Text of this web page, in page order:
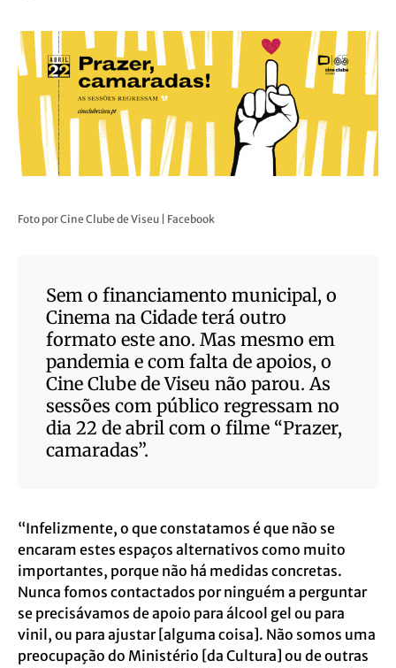
Foto por Cine Clube de Viseu | Facebook
Sem o financiamento municipal, o
Cinema na Cidade terá outro
formato este ano. Mas mesmo em
pandemia e com falta de apoios, o
Cine Clube de Viseu não parou. As
sessões com público regressam no
dia 22 de abril com o filme “Prazer,
camaradas”.
“Infelizmente, o que constatamos é que não se
encaram estes espaços alternativos como muito
importantes, porque não há medidas concretas.
Nunca fomos contactados por ninguém a perguntar
se precisávamos de apoio para álcool gel ou para
vinil, ou para ajustar [alguma coisa]. Não somos uma
preocupação do Ministério [da Cultura] ou de outras